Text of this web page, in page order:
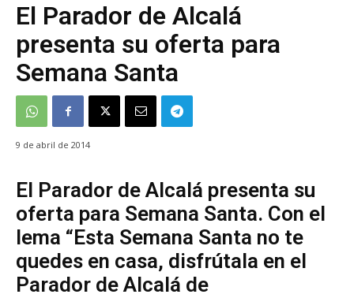
El Parador de Alcalá
presenta su oferta para
Semana Santa
9 de abril de 2014
El Parador de Alcalá presenta su
oferta para Semana Santa. Con el
lema “Esta Semana Santa no te
quedes en casa, disfrútala en el
Parador de Alcalá de